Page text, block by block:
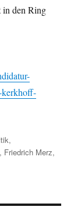
in den Ring
kerkhoff-
,
, Friedrich Merz,